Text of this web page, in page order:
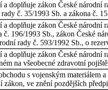
a doplňuje zákon České národní
č. 35/1993 Sb. a zákona č.
a doplňuje zákon České národní
č. 196/1993 Sb., zákon České
rady č. 593/1992 Sb., o
a doplňuje zákon České národní
na všeobecné zdravotní
s vojenským materiálem
zákon, ve znění pozdějších